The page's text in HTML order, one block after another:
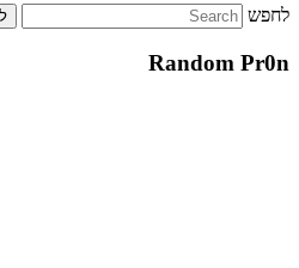
לחפש
Random Pr0n